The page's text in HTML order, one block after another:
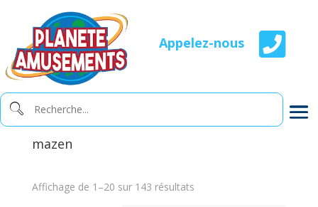
Appelez-nous 
mazen
Affichage de 1–20 sur 143 résultats